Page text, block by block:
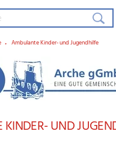
Ambulante Kinder- und Jugendhilfe
UND